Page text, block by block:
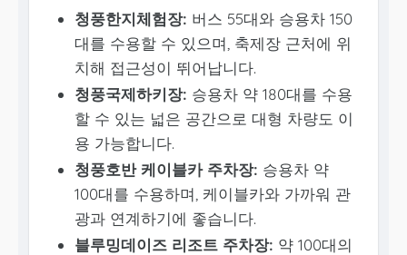
청풍한지체험장: 버스 55대와 승용차 150
대를 수용할 수 있으며, 축제장 근처에 위
치해 접근성이 뛰어납니다.
청풍국제하키장: 승용차 약 180대를 수용
할 수 있는 넓은 공간으로 대형 차량도 이
용 가능합니다.
청풍호반 케이블카 주차장: 승용차 약
100대를 수용하며, 케이블카와 가까워 관
광과 연계하기에 좋습니다.
블루밍데이즈 리조트 주차장: 약 100대의